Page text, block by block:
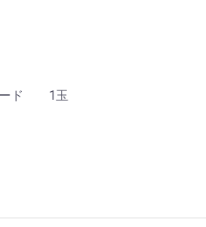
ード 1玉